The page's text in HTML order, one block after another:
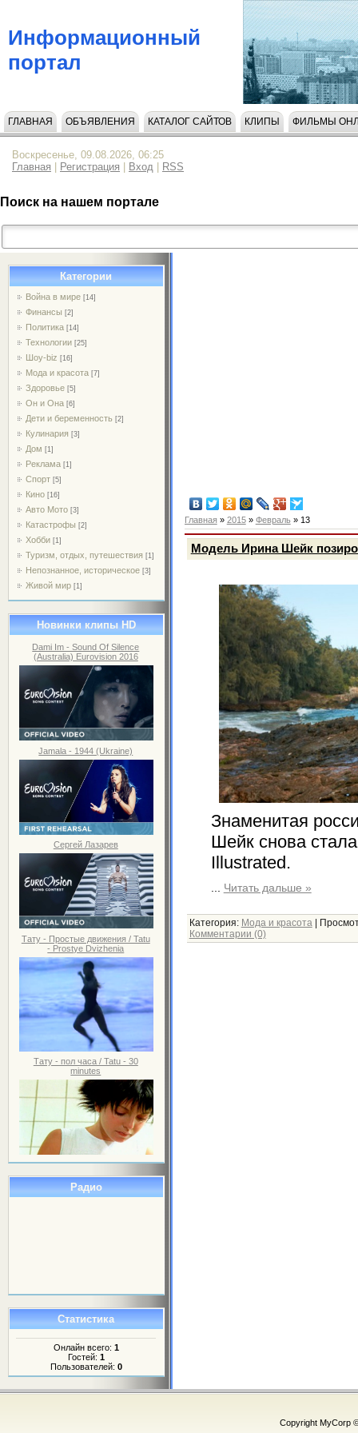
Информационный
портал
ГЛАВНАЯ ОБЪЯВЛЕНИЯ КАТАЛОГ САЙТОВ КЛИПЫ ФИЛЬМЫ
Воскресенье, 09.08.2026, 06:25
Главная
Регистрация Вход RSS
Поиск на нашем портале
Категории
Война в мире [14]
Финансы [2]
Политика [14]
Технологии [25]
Шоу-biz [16]
Мода и красота [7]
Здоровье [5]
Он и Она [6]
Дети и беременность [2]
Кулинария [3]
Дом [1]
Реклама [1]
Спорт [5]
Кино [16]
Авто Мото [3]
Катастрофы [2]
Хобби [1]
Туризм, отдых, путешествия [1]
Непознанное, историческое [3]
Живой мир [1]
Новинки клипы HD
Dami Im - Sound Of Silence
(Australia) Eurovision 2016
Jamala - 1944 (Ukraine)
Сергей Лазарев
Тату - Простые движения / Tatu
- Prostye Dvizhenia
Тату - пол часа / Tatu - 30
minutes
Радио
Статистика
Онлайн всего: 1
Гостей: 1
Пользователей: 0
Главная » 2015 » Февраль » 13
Модель Ирина Шейк
Знаменитая
Шейк снова
Illustrated.
Читать дальше »
Категория: Мода и красота |
Комментарии (0)
Copyright MyCorp